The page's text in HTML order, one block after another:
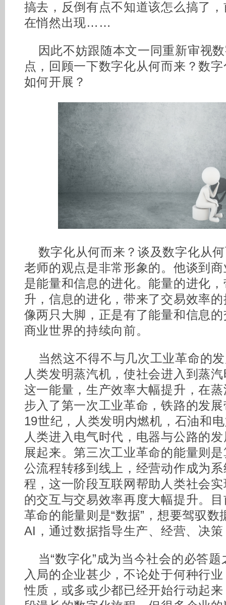
搞去，反倒有点不知道该怎么搞了
在悄然出现……
因此不妨跟随本文一同重新审视
点，回顾一下数字化从何而来？数
如何开展？
数字化从何而来？谈及数字化从
老师的观点是非常形象的。他谈到
是能量和信息的进化。能量的进化
升，信息的进化，带来了交易效率
像两只大脚，正是有了能量和信息
商业世界的持续向前。
当然这不得不与几次工业革命的
人类发明蒸汽机，使社会进入到蒸
这一能量，生产效率大幅提升，在
步入了第一次工业革命，铁路的发展
19世纪，人类发明内燃机，石油和
人类进入电气时代，电器与公路的
展起来。第三次工业革命的能量则
公流程转移到线上，经营动作成为系
程，这一阶段互联网帮助人类社会
的交互与交易效率再度大幅提升。
革命的能量则是“数据”，想要驾驭
AI，通过数据指导生产、经营、决策
当“数字化”成为当今社会的必答
入局的企业甚少，不论处于何种行
性质，或多或少都已经开始行动起